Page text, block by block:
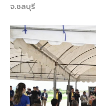
จ.ชลบุรี